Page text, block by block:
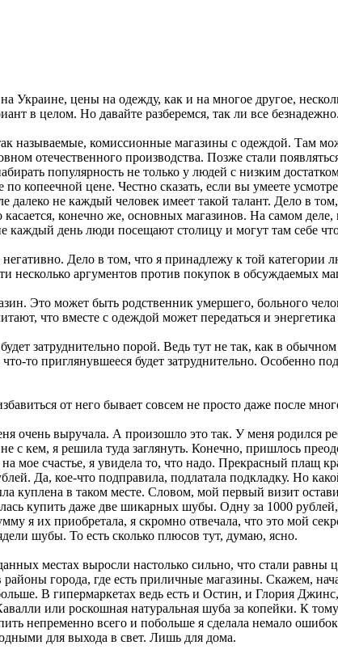
Украине, цены на одежду, как и на многое другое,
в целом. Но давайте разберемся, так ли все безнадежно.
называемые, комиссионные магазины с одеждой.
отечественного производства. Позже стали
популярность не только у людей с низким
цене. Честно сказать, если вы умеете
не каждый человек имеет такой талант. Дело в
конечно же, основных магазинов. На самом
день люди посещают столицу и могут там себе
Дело в том, что я принадлежу к той
аргументов против покупок в обсуждаемых
Это может быть родственник умершего, больного
что вместе с одеждой может передаться и энергетика
затруднительно порой. Ведь тут не так, как в
то приглянувшееся будет затруднительно. Особенно
от него бывает совсем не просто даже после
очень выручала. А произошло это так. У меня родился
с кем, я решила туда заглянуть. Конечно, пришлось
мое счастье, я увидела то, что надо. Прекрасный плащ
Да, кое-что подправила, подлатала подкладку. Но
куплена в таком месте. Словом, мой первый визит
купить даже две шикарных шубы. Одну за 1000
я их приобретала, я скромно отвечала, что это мой
шубы. То есть сколько плюсов тут, думаю, ясно.
местах выросли настолько сильно, что стали
города, где есть приличные магазины. Скажем,
В гипермаркетах ведь есть и Остин, и Глория
или роскошная натуральная шуба за копейки. К
непременно всего и побольше я сделала немало
для выхода в свет. Лишь для дома.